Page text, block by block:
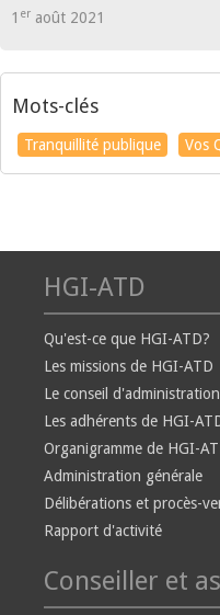
1 er août 2021
Mots-clés
Tranquillité publique Vos
HGI-ATD
Qu'est-ce que HGI-ATD?
Les missions de HGI-ATD
Le conseil
Les adhérents de HGI-
Organigramme de HGI-
Administration générale
Délibérations et procès-
Rapport d'activité
Conseiller et